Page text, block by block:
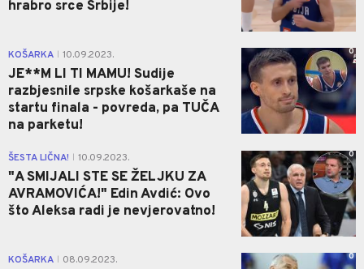
hrabro srce Srbije!
KOŠARKA 10.09.2023.
JE**M LI TI MAMU! Sudije
razbjesnile srpske košarkaše na
startu finala - povreda, pa TUČA
na parketu!
0
ŠESTA LIČNA! 10.09.2023.
"A SMIJALI STE SE ŽELJKU ZA
AVRAMOVIĆA!" Edin Avdić: Ovo
što Aleksa radi je nevjerovatno!
0
KOŠARKA 08.09.2023. 0